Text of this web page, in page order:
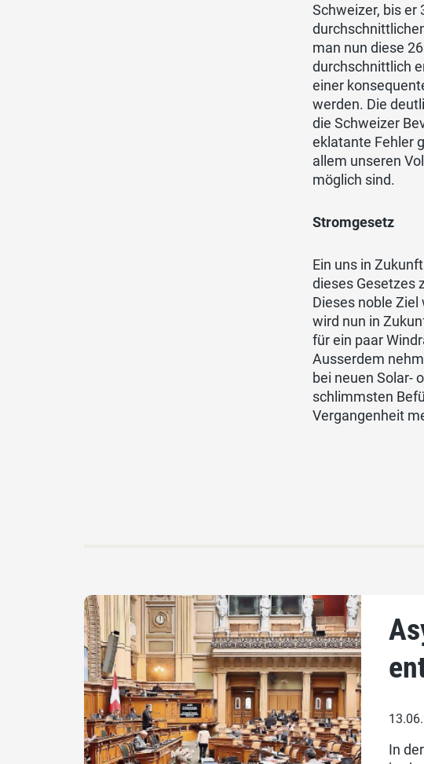
Schweizer, bis er
man nun diese
durchschnittlich
einer
werden. Die
die Schweizer
eklatante Fehler
allem unseren
möglich sind.
Stromgesetz
Ein uns in
dieses Gesetzes
Dieses noble
wird nun in
für ein paar
Ausserdem
bei neuen Solar-
schlimmsten
Vergangenheit
In